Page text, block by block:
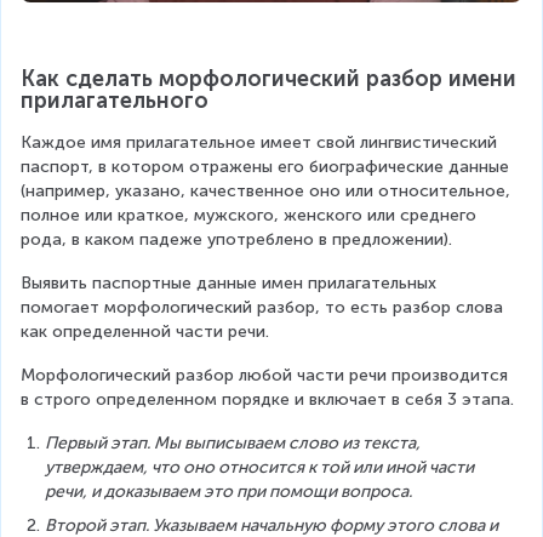
Как сделать морфологический разбор имени
прилагательного
Каждое имя прилагательное имеет свой лингвистический
паспорт, в котором отражены его биографические данные
(например, указано, качественное оно или относительное,
полное или краткое, мужского, женского или среднего
рода, в каком падеже употреблено в предложении).
Выявить паспортные данные имен прилагательных
помогает морфологический разбор, то есть разбор слова
как определенной части речи.
Морфологический разбор любой части речи производится
в строго определенном порядке и включает в себя 3 этапа.
Первый этап. Мы выписываем слово из текста,
утверждаем, что оно относится к той или иной части
речи, и доказываем это при помощи вопроса.
Второй этап. Указываем начальную форму этого слова и